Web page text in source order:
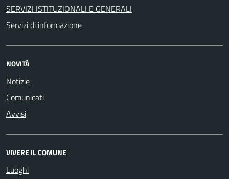
SERVIZI ISTITUZIONALI E GENERALI
Servizi di informazione
NOVITÀ
Notizie
Comunicati
Avvisi
VIVERE IL COMUNE
Luoghi